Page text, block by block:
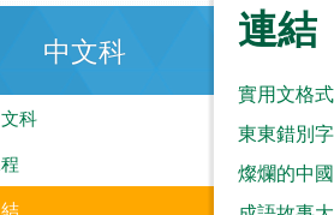
中文科
科
連結
實用文格式
東東錯別字
燦爛的中